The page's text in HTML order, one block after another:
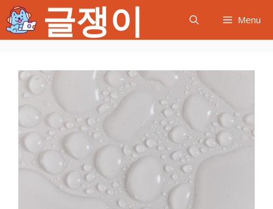
텐
츠
글쟁이 Menu